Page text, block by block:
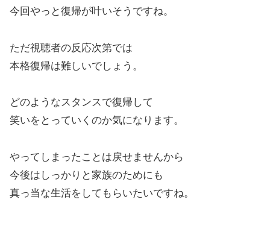
今回やっと復帰が叶いそうですね。
ただ視聴者の反応次第では
本格復帰は難しいでしょう。
どのようなスタンスで復帰して
笑いをとっていくのか気になります。
やってしまったことは戻せませんから
今後はしっかりと家族のためにも
真っ当な生活をしてもらいたいですね。